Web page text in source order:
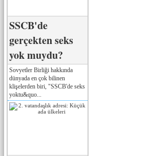
SSCB'de
gerçekten seks
yok muydu?
Sovyetler Birliği hakkında
dünyada en çok bilinen
klişelerden biri, "SSCB'de seks
yoktu&quo...